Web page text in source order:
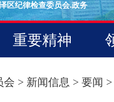
区纪律检查委员会.政务
重要精神
图片新闻
会 > 新闻信息 > 要闻 >